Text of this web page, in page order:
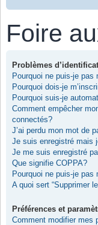
Foire
Problèmes
Pourquoi ne puis-je pas
Pourquoi dois-je
Pourquoi suis-je
Comment empêcher
connectés?
J’ai perdu mon mot de
Je suis enregistré mais
Je me suis enregistré
Que signifie COPPA?
Pourquoi ne puis-je pas
A quoi sert “Supprimer
Préférences et
Comment modifier mes